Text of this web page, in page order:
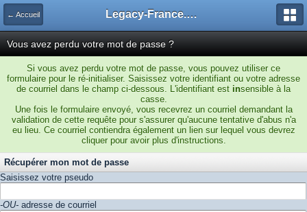
← Accueil Legacy-France.org - Forum
Vous avez perdu votre mot de passe ?
Si vous avez perdu votre mot de passe, vous pouvez utiliser ce
formulaire pour le ré-initialiser. Saisissez votre identifiant ou votre adresse
de courriel dans le champ ci-dessous. L'identifiant est insensible à la
casse.
Une fois le formulaire envoyé, vous recevrez un courriel demandant la
validation de cette requête pour s'assurer qu'aucune tentative d'abus n'a
eu lieu. Ce courriel contiendra également un lien sur lequel vous devrez
cliquer pour avoir plus d'instructions.
Récupérer mon mot de passe
Saisissez votre pseudo
-OU- adresse de courriel